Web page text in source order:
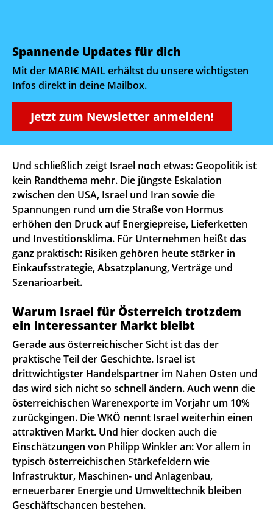
Spannende Updates für dich
Mit der MARI€ MAIL erhältst du unsere wichtigsten
Infos direkt in deine Mailbox.
Jetzt zum Newsletter anmelden!
Und schließlich zeigt Israel noch etwas: Geopolitik ist
kein Randthema mehr. Die jüngste Eskalation
zwischen den USA, Israel und Iran sowie die
Spannungen rund um die Straße von Hormus
erhöhen den Druck auf Energiepreise, Lieferketten
und Investitionsklima. Für Unternehmen heißt das
ganz praktisch: Risiken gehören heute stärker in
Einkaufsstrategie, Absatzplanung, Verträge und
Szenarioarbeit.
Warum Israel für Österreich trotzdem
ein interessanter Markt bleibt
Gerade aus österreichischer Sicht ist das der
praktische Teil der Geschichte. Israel ist
drittwichtigster Handelspartner im Nahen Osten und
das wird sich nicht so schnell ändern. Auch wenn die
österreichischen Warenexporte im Vorjahr um 10%
zurückgingen. Die WKÖ nennt Israel weiterhin einen
attraktiven Markt. Und hier docken auch die
Einschätzungen von Philipp Winkler an: Vor allem in
typisch österreichischen Stärkefeldern wie
Infrastruktur, Maschinen- und Anlagenbau,
erneuerbarer Energie und Umwelttechnik bleiben
Geschäftschancen bestehen.